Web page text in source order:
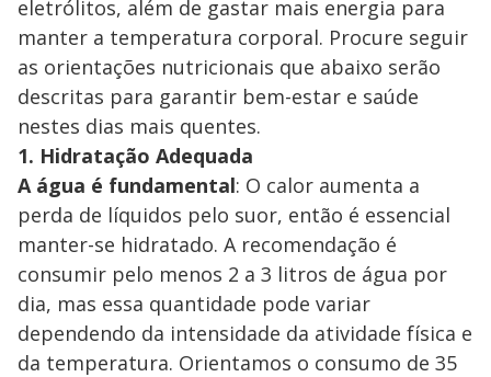
eletrólitos, além de gastar mais energia para
manter a temperatura corporal. Procure seguir
as orientações nutricionais que abaixo serão
descritas para garantir bem-estar e saúde
nestes dias mais quentes.
1. Hidratação Adequada
A água é fundamental: O calor aumenta a
perda de líquidos pelo suor, então é essencial
manter-se hidratado. A recomendação é
consumir pelo menos 2 a 3 litros de água por
dia, mas essa quantidade pode variar
dependendo da intensidade da atividade física e
da temperatura. Orientamos o consumo de 35